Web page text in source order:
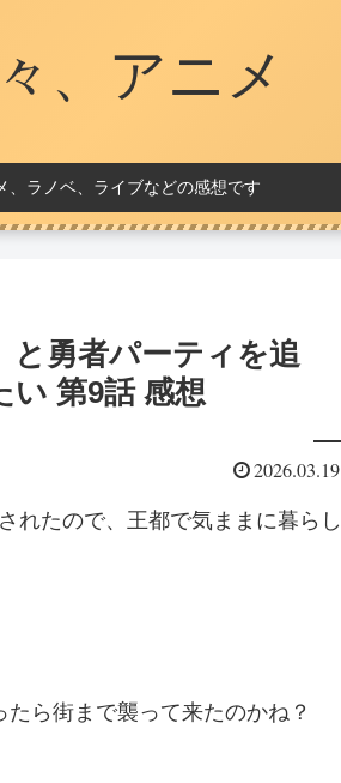
、アニメ
、ラノベ、ライブなどの感想です
と勇者パーティを追
い 第9話 感想
2026.03.19
れたので、王都で気ままに暮らし
ら街まで襲って来たのかね？